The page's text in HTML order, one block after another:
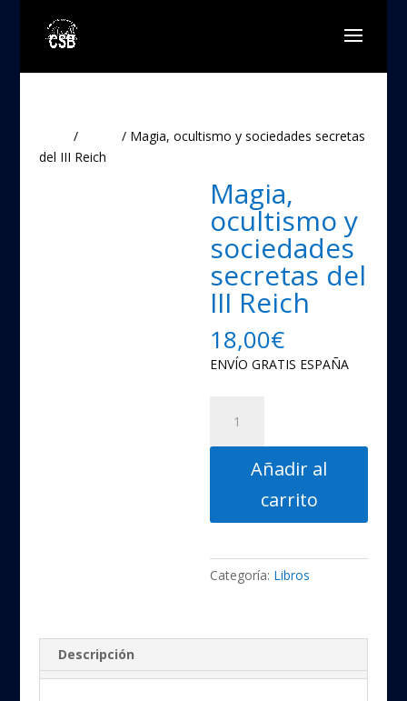
/
/ Magia, ocultismo y sociedades secretas
del III Reich
Magia,
ocultismo y
sociedades
secretas del
III Reich
18,00€
ENVÍO GRATIS ESPAÑA
ocultismo
y
sociedades
cantidad
Añadir al
carrito
Categoría: Libros
Descripción